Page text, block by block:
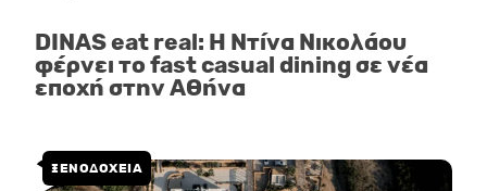
DINAS eat real: Η Ντίνα Νικολάου
φέρνει το fast casual dining σε νέα
εποχή στην Αθήνα
ΞΕΝΟΔΟΧΕΙΑ